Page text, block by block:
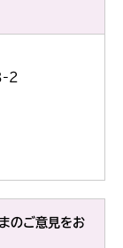
2
のご意見をお